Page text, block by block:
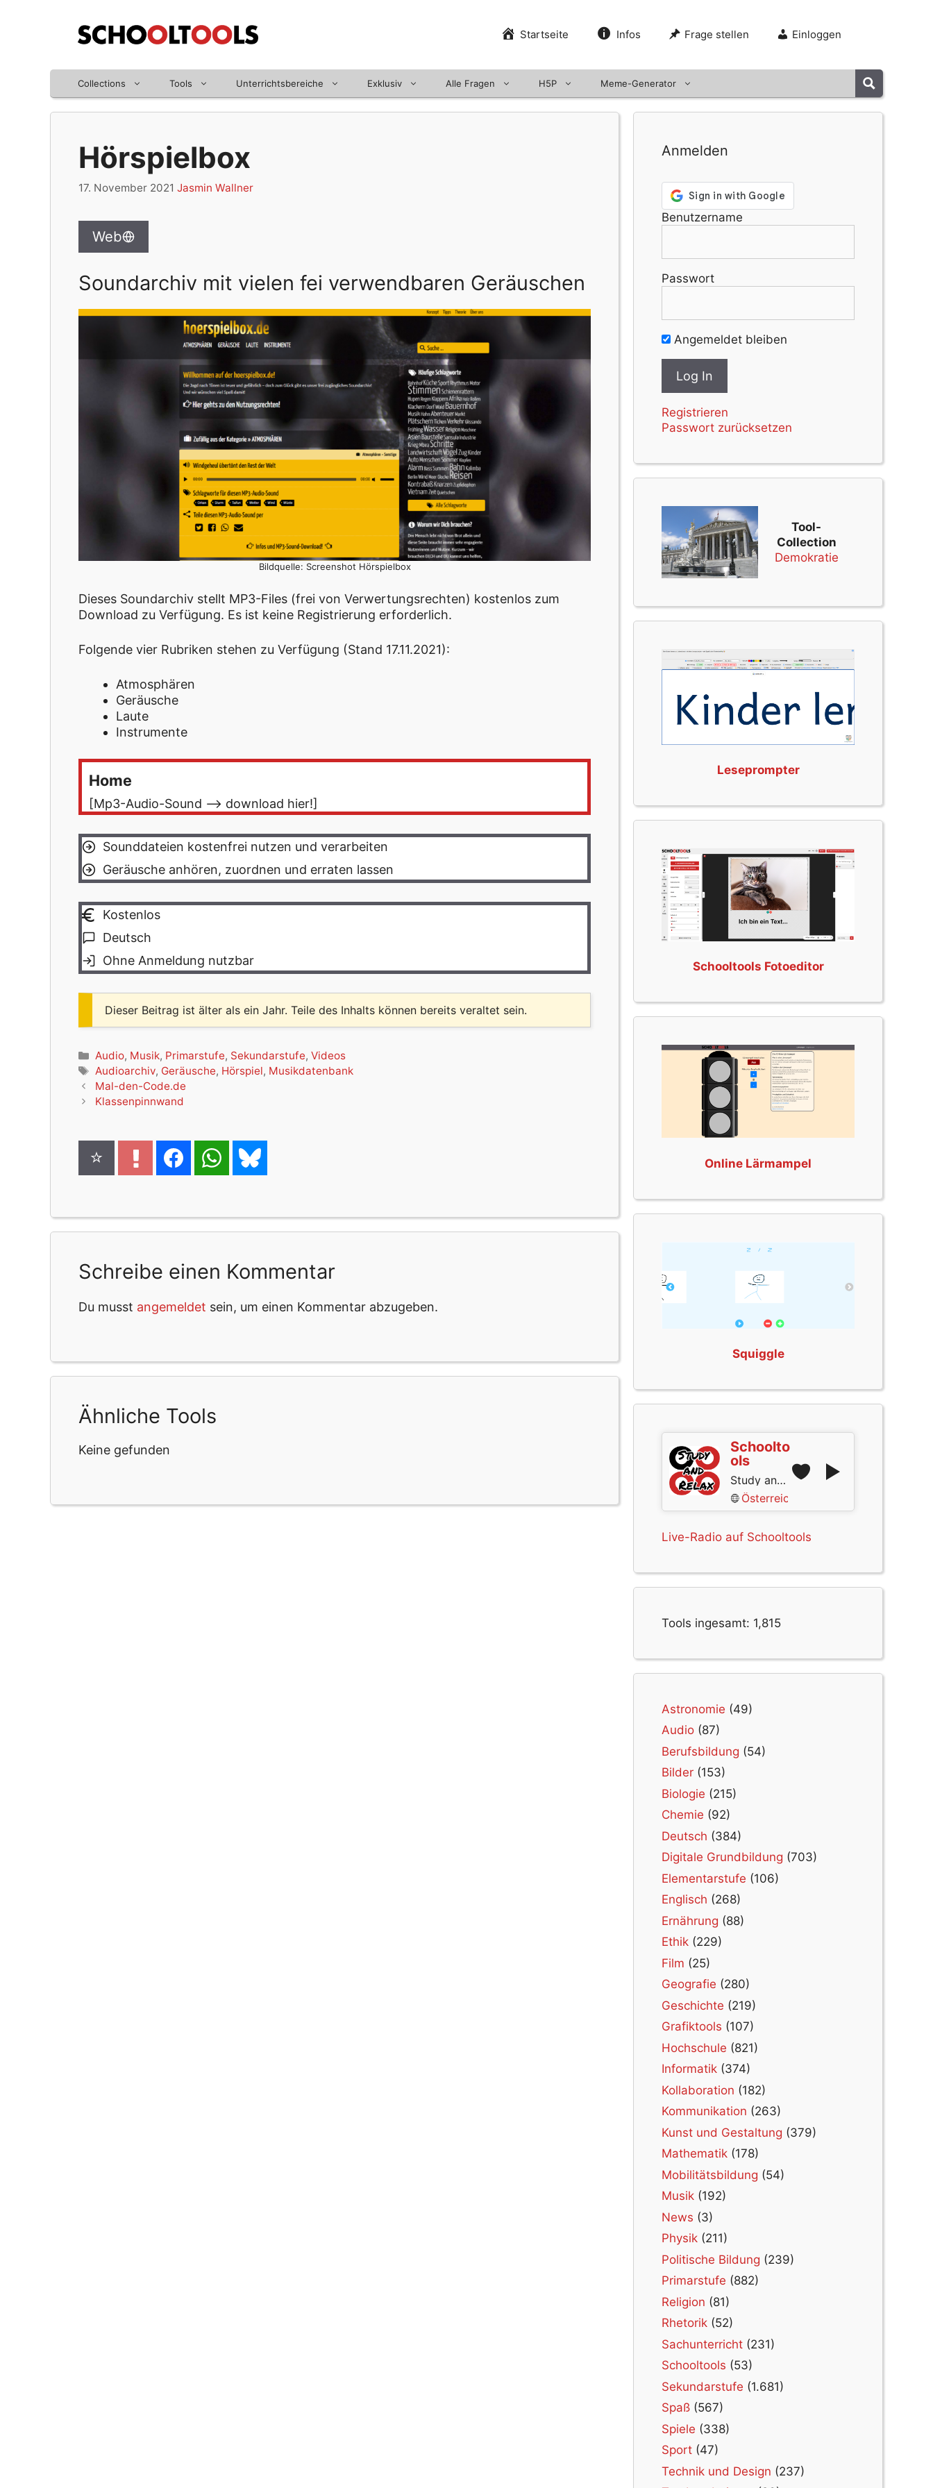
Startseite Infos Frage stellen Einloggen
Collections Tools Unterrichtsbereiche Exklusiv Alle Fragen H5P Meme-Generator
Hörspielbox
17. November 2021 Jasmin Wallner
Web
Soundarchiv mit vielen fei verwendbaren Geräuschen
Bildquelle: Screenshot Hörspielbox
Dieses Soundarchiv stellt MP3-Files (frei von Verwertungsrechten) kostenlos zum
Download zu Verfügung. Es ist keine Registrierung erforderlich.
Folgende vier Rubriken stehen zu Verfügung (Stand 17.11.2021):
Atmosphären
Geräusche
Laute
Instrumente
Home
[Mp3-Audio-Sound –> download hier!]
Sounddateien kostenfrei nutzen und verarbeiten
Geräusche anhören, zuordnen und erraten lassen
Kostenlos
Deutsch
Ohne Anmeldung nutzbar
Dieser Beitrag ist älter als ein Jahr. Teile des Inhalts können bereits veraltet sein.
Kategorien
Audio, Musik, Primarstufe, Sekundarstufe,Videos
Schlagwörter
Audioarchiv, Geräusche, Hörspiel, Musikdatenbank
Mal-den-Code.de
Klassenpinnwand
Schreibe einen Kommentar
Du musst angemeldet sein, um einen Kommentar abzugeben.
Ähnliche Tools
Keine gefunden
Anmelden
Benutzername
Passwort
Angemeldet bleiben
Registrieren
Passwort zurücksetzen
Tool-
Collection
Demokratie
Leseprompter
Schooltools Fotoeditor
Online Lärmampel
Squiggle
Schoolto
ols
Study and Relax
Österreich
Live-Radio auf Schooltools
Tools ingesamt: 1,815
Astronomie (49)
Audio (87)
Berufsbildung (54)
Bilder (153)
Biologie (215)
Chemie (92)
Deutsch (384)
Digitale Grundbildung (703)
Elementarstufe (106)
Englisch (268)
Ernährung (88)
Ethik (229)
Film (25)
Geografie (280)
Geschichte (219)
Grafiktools (107)
Hochschule (821)
Informatik (374)
Kollaboration (182)
Kommunikation (263)
Kunst und Gestaltung (379)
Mathematik (178)
Mobilitätsbildung (54)
Musik (192)
News (3)
Physik (211)
Politische Bildung (239)
Primarstufe (882)
Religion (81)
Rhetorik (52)
Sachunterricht (231)
Schooltools (53)
Sekundarstufe (1.681)
Spaß (567)
Spiele (338)
Sport (47)
Technik und Design (237)